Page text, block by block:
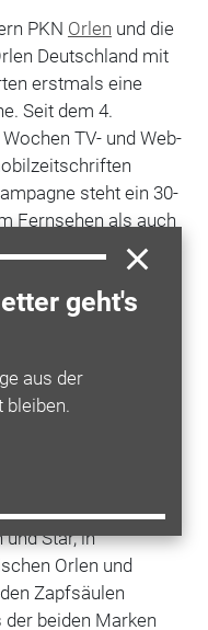
geht's
aus der
PKN Orlen und die
Deutschland mit
erstmals eine
Seit dem 4.
TV- und Web-
steht ein 30-
Fernsehen als auch
zu sehen ist. Die
treiben wir die
die
für künftige
einer
der Startschuss zu
von PKN Orlen.
Co-Branding der
Star, in
Orlen und
Zapfsäulen
beiden Marken